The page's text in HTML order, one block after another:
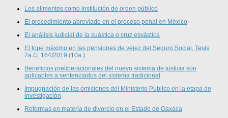
Los alimentos como institución de orden público
El procedimiento abreviado en el proceso penal en México
El análisis judicial de la suástica o cruz esvástica
El tope máximo en las pensiones de vejez del Seguro Social. Tesis
2a./J. 164/2019 (10a.)
Beneficios preliberacionales del nuevo sistema de justicia son
aplicables a sentenciados del sistema tradicional
Impugnación de las omisiones del Ministerio Publico en la etapa de
investigación
Reformas en materia de divorcio en el Estado de Oaxaca